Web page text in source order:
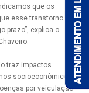
que os
esse transtorno será
prazo”, explica o
traz impactos
socioeconômicos e
por veiculação